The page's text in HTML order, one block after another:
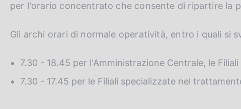
per l'orario concentrato che consente di ripartire la
Gli archi orari di normale operatività, entro i quali si
7.30 - 18.45 per l'Amministrazione Centrale, le
7.30 - 17.45 per le Filiali specializzate nel